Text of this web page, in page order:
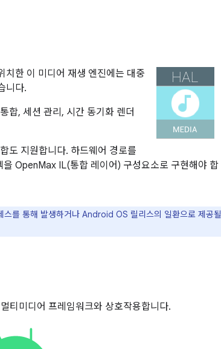
한 이 미디어 재생 엔진에는 대중
니다.
, 세션 관리, 시간 동기화 렌더
도 지원합니다. 하드웨어 경로를
OpenMax IL(통합 레이어) 구성요소로 구현해야 합
스를 통해 발생하거나 Android OS 릴리스의 일환으로 제공될
티미디어 프레임워크와 상호작용합니다.